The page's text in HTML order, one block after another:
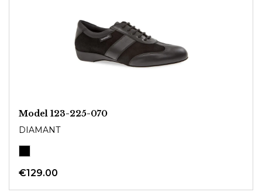
Model 123-225-070
DIAMANT
€129.00